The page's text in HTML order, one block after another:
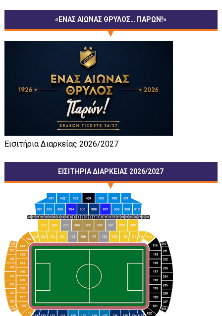
«ΕΝΑΣ ΑΙΩΝΑΣ ΘΡΥΛΟΣ… ΠΑΡΩΝ!»
Εισιτήρια Διαρκείας 2026/2027
ΕΙΣΙΤΗΡΙΑ ΔΙΑΡΚΕΙΑΣ 2026/2027